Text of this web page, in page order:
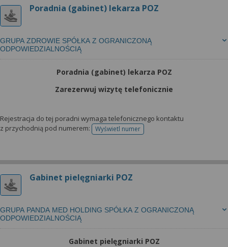
Poradnia (gabinet) lekarza POZ
GRUPA ZDROWIE SPÓŁKA Z OGRANICZONĄ
ODPOWIEDZIALNOŚCIĄ
Poradnia (gabinet) lekarza POZ
Zarezerwuj wizytę telefonicznie
Rejestracja do tej poradni wymaga telefonicznego kontaktu
z przychodnią pod numerem:
Wyświetl numertelefonu do rejestracji
Gabinet pielęgniarki POZ
GRUPA PANDA MED HOLDING SPÓŁKA Z OGRANICZONĄ
ODPOWIEDZIALNOŚCIĄ
Gabinet pielęgniarki POZ